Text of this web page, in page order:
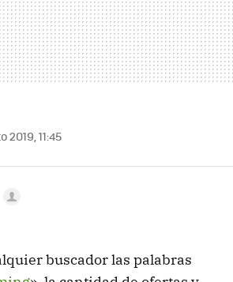
11:45
buscador las palabras